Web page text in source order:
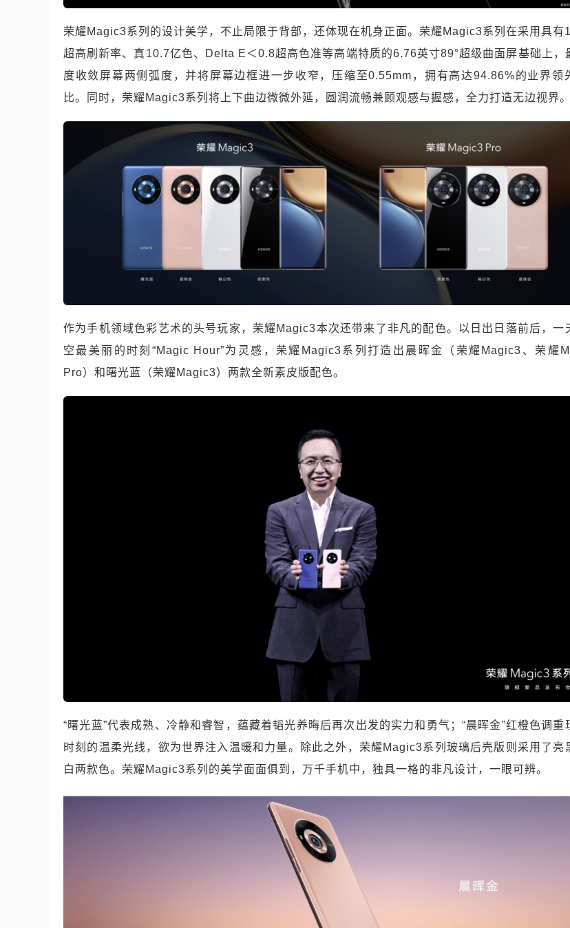
荣耀Magic3系列的设计美学，不止局限于背部，还体现在机身正面。荣耀Magic3系列在采用具有
超高刷新率、真10.7亿色、Delta E＜0.8超高色准等高端特质的6.76英寸89°超级曲面屏基础上，
度收敛屏幕两侧弧度，并将屏幕边框进一步收窄，压缩至0.55mm，拥有高达94.86%的业界领
比。同时，荣耀Magic3系列将上下曲边微微外延，圆润流畅兼顾观感与握感，全力打造无边视界。
作为手机领域色彩艺术的头号玩家，荣耀Magic3本次还带来了非凡的配色。以日出日落前后，一
空最美丽的时刻“Magic Hour”为灵感，荣耀Magic3系列打造出晨晖金（荣耀Magic3、荣耀
Pro）和曙光蓝（荣耀Magic3）两款全新素皮版配色。
“曙光蓝”代表成熟、冷静和睿智，蕴藏着韬光养晦后再次出发的实力和勇气；“晨晖金”红橙色调重
时刻的温柔光线，欲为世界注入温暖和力量。除此之外，荣耀Magic3系列玻璃后壳版则采用了亮
白两款色。荣耀Magic3系列的美学面面俱到，万千手机中，独具一格的非凡设计，一眼可辨。